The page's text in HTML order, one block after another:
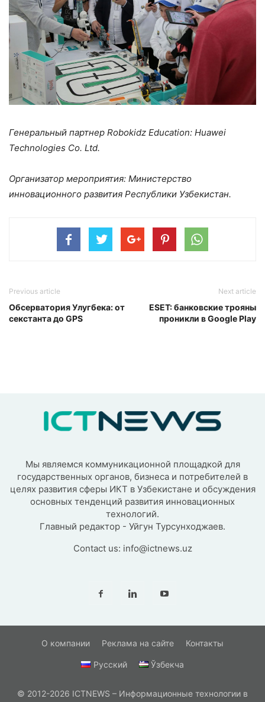
Генеральный партнер Robokidz Education: Huawei
Technologies Co. Ltd.
Организатор мероприятия: Министерство
инновационного развития Республики Узбекистан.
Previous article
Обсерватория Улугбека: от
секстанта до GPS
Next article
ESET: банковские трояны
проникли в Google Play
Мы являемся коммуникационной площадкой для
государственных органов, бизнеса и потребителей в
целях развития сферы ИКТ в Узбекистане и обсуждения
основных тенденций развития инновационных
технологий.
Главный редактор - Уйгун Турсунходжаев.
Contact us: info@ictnews.uz
О компании Реклама на сайте Контакты
Русский Ўзбекча
© 2012-2026 ICTNEWS – Информационные технологии в